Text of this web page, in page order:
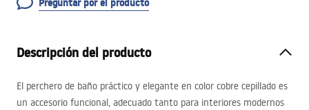
Preguntar por el producto
Descripción del producto
El perchero de baño práctico y elegante en color cobre cepillado es
un accesorio funcional, adecuado tanto para interiores modernos